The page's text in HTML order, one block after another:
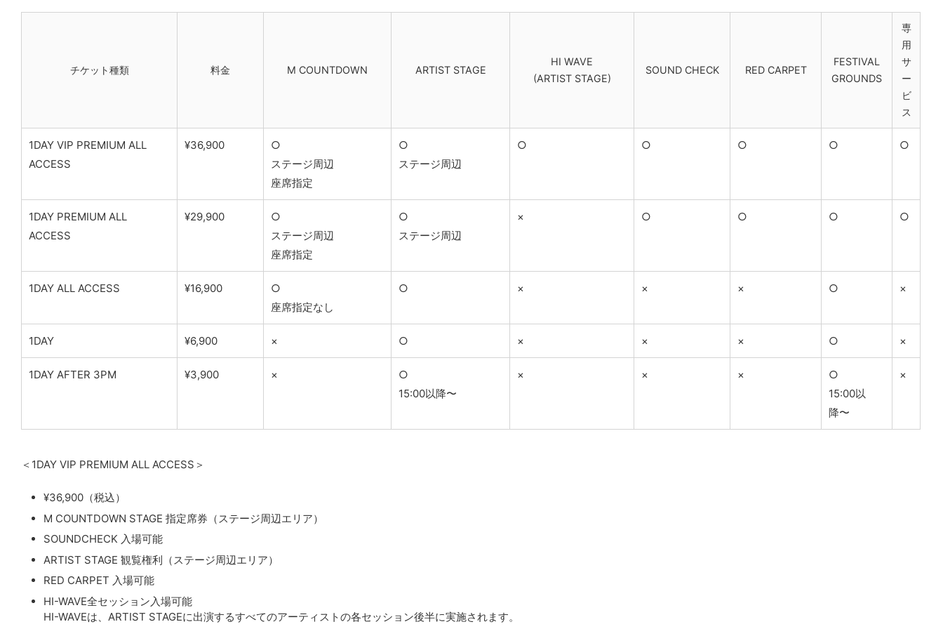
チケット種類 料金 M COUNTDOWN ARTIST STAGE
HI WAVE
(ARTIST STAGE)
SOUND CHECK RED CARPET
FESTIVAL
GROUNDS
専
用
サ
ー
ビ
ス
1DAY VIP PREMIUM ALL
ACCESS
¥36,900
○
ステージ周辺
座席指定
○
ステージ周辺
○ ○ ○ ○ ○
1DAY PREMIUM ALL
ACCESS
¥29,900
○
ステージ周辺
座席指定
○
ステージ周辺
× ○ ○ ○ ○
1DAY ALL ACCESS ¥16,900
○
座席指定なし
○ × × × ○ ×
1DAY ¥6,900 × ○ × × × ○ ×
1DAY AFTER 3PM ¥3,900 ×
○
15:00以降〜
× × ×
○
15:00以
降〜
×
＜1DAY VIP PREMIUM ALL ACCESS＞
¥36,900（税込）
M COUNTDOWN STAGE 指定席券（ステージ周辺エリア）
SOUNDCHECK 入場可能
ARTIST STAGE 観覧権利（ステージ周辺エリア）
RED CARPET 入場可能
HI-WAVE全セッション入場可能
HI-WAVEは、ARTIST STAGEに出演するすべてのアーティストの各セッション後半に実施されます。